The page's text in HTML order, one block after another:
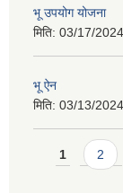
भू उपयोग योजना
मिति: 03/17/
भू ऐन
मिति: 03/13/
Pages
1 2